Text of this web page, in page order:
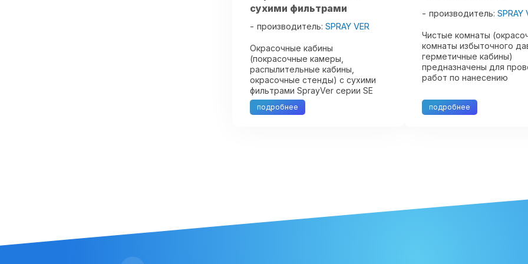
сухими фильтрами
производитель: SPRAY VER
Окрасочные кабины
(покрасочные камеры,
распылительные кабины,
окрасочные стенды) с сухими
фильтрами SprayVer серии SE
предназначены для фильтрации
и отведения окрасочного
подробнее
производитель:SPRAY
Чистые комнаты
комнаты избыточного
герметичные кабины)
предназначены для
работ по нанесению
сушки, при выполнении
требуется создание в
подробнее